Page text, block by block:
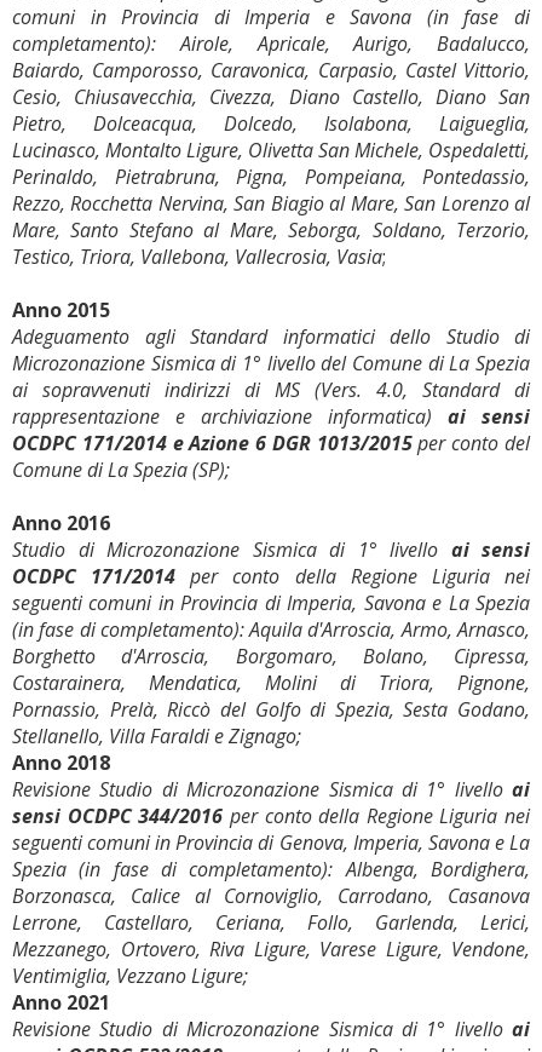
comuni in Provincia di Imperia e Savona (in fase di
completamento): Airole, Apricale, Aurigo, Badalucco,
Baiardo, Camporosso, Caravonica, Carpasio, Castel Vittorio,
Cesio, Chiusavecchia, Civezza, Diano Castello, Diano San
Pietro, Dolceacqua, Dolcedo, Isolabona, Laigueglia,
Lucinasco, Montalto Ligure, Olivetta San Michele, Ospedaletti,
Perinaldo, Pietrabruna, Pigna, Pompeiana, Pontedassio,
Rezzo, Rocchetta Nervina, San Biagio al Mare, San Lorenzo al
Mare, Santo Stefano al Mare, Seborga, Soldano, Terzorio,
Testico, Triora, Vallebona, Vallecrosia, Vasia;
Anno 2015
Adeguamento agli Standard informatici dello Studio di
Microzonazione Sismica di 1° livello del Comune di La Spezia
ai sopravvenuti indirizzi di MS (Vers. 4.0, Standard di
rappresentazione e archiviazione informatica) ai sensi
OCDPC 171/2014 e Azione 6 DGR 1013/2015per conto del
Comune di La Spezia (SP);
Anno 2016
Studio di Microzonazione Sismica di 1° livello ai sensi
OCDPC 171/2014 per conto della Regione Liguria nei
seguenti comuni in Provincia di Imperia, Savona e La Spezia
(in fase di completamento): Aquila d'Arroscia, Armo, Arnasco,
Borghetto d'Arroscia, Borgomaro, Bolano, Cipressa,
Costarainera, Mendatica, Molini di Triora, Pignone,
Pornassio, Prelà, Riccò del Golfo di Spezia, Sesta Godano,
Stellanello, Villa Faraldi e Zignago;
Anno 2018
Revisione Studio di Microzonazione Sismica di 1° livello ai
sensi OCDPC 344/2016 per conto della Regione Liguria nei
seguenti comuni in Provincia di Genova, Imperia, Savona e La
Spezia (in fase di completamento): Albenga, Bordighera,
Borzonasca, Calice al Cornoviglio, Carrodano, Casanova
Lerrone, Castellaro, Ceriana, Follo, Garlenda, Lerici,
Mezzanego, Ortovero, Riva Ligure, Varese Ligure, Vendone,
Ventimiglia, Vezzano Ligure;
Anno 2021
Revisione Studio di Microzonazione Sismica di 1° livello ai